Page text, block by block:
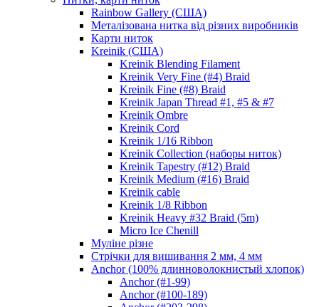
Rainbow Gallery (США)
Металізована нитка від різних виробників
Карти ниток
Kreinik (США)
Kreinik Blending Filament
Kreinik Very Fine (#4) Braid
Kreinik Fine (#8) Braid
Kreinik Japan Thread #1, #5 & #7
Kreinik Ombre
Kreinik Cord
Kreinik 1/16 Ribbon
Kreinik Collection (наборы ниток)
Kreinik Tapestry (#12) Braid
Kreinik Medium (#16) Braid
Kreinik cable
Kreinik 1/8 Ribbon
Kreinik Heavy #32 Braid (5m)
Micro Ice Chenill
Муліне різне
Стрічки для вишивання 2 мм, 4 мм
Anchor (100% длинноволокнистый хлопок)
Anchor (#1-99)
Anchor (#100-189)